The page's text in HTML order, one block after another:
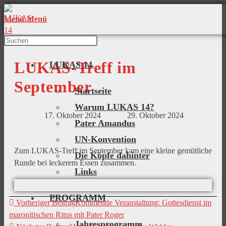
Menü Menü
LUKAS 14
Startseite
Warum LUKAS 14?
Pater Amandus
UN-Konvention
Die Köpfe dahinter
Links
PROGRAMM
Jahresprogramm
LUKAS-Treff im
September
17. Oktober 2024 29. Oktober 2024
Zum LUKAS-Treff im September kam eine kleine gemütliche
Runde bei leckerem Essen zusammen.
Vorheriger BeitragKommende Veranstaltung: Gottesdienst im
maronitischen Ritus mit Pater Roger